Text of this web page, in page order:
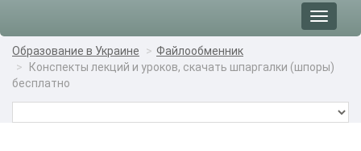
Toggle
Образование в Украине
Файлообменник
Конспекты лекций и уроков, скачать шпаргалки (шпоры)
бесплатно